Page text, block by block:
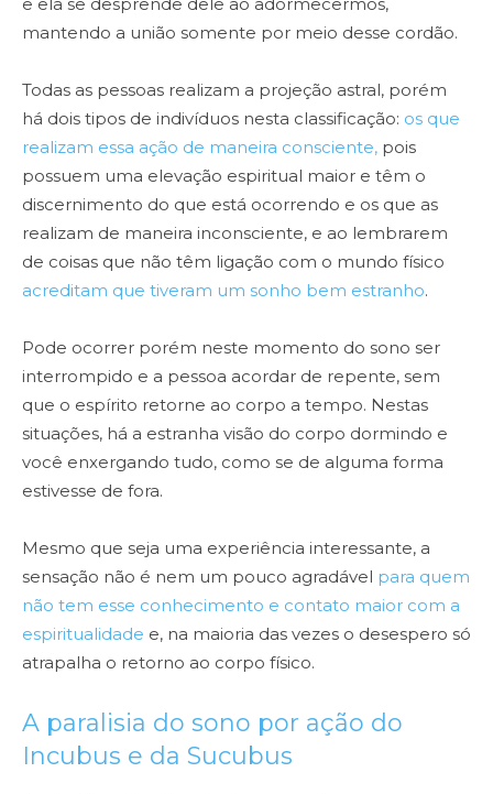
mantendo a união somente por meio desse cordão.
Todas as pessoas realizam a projeção astral, porém
há dois tipos de indivíduos nesta classificação: os que
realizam essa ação de maneira consciente, pois
possuem uma elevação espiritual maior e têm o
discernimento do que está ocorrendo e os que as
realizam de maneira inconsciente, e ao lembrarem
de coisas que não têm ligação com o mundo físico
acreditam que tiveram um sonho bem estranho.
Pode ocorrer porém neste momento do sono ser
interrompido e a pessoa acordar de repente, sem
que o espírito retorne ao corpo a tempo. Nestas
situações, há a estranha visão do corpo dormindo e
você enxergando tudo, como se de alguma forma
estivesse de fora.
Mesmo que seja uma experiência interessante, a
sensação não é nem um pouco agradável para quem
não tem esse conhecimento e contato maior com a
espiritualidade e, na maioria das vezes o desespero só
atrapalha o retorno ao corpo físico.
A paralisia do sono por ação do
Incubus e da Sucubus